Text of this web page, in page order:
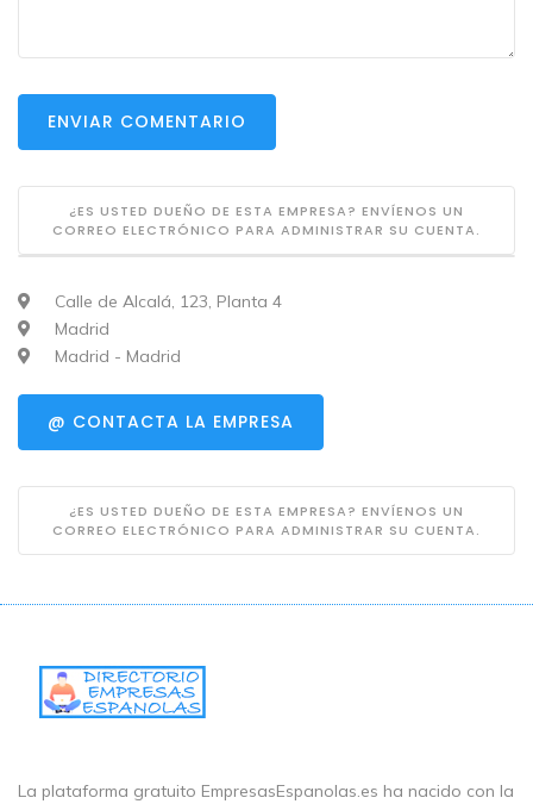
ENVIAR COMENTARIO
¿ES USTED DUEÑO DE ESTA EMPRESA? ENVÍENOS UN
CORREO ELECTRÓNICO PARA ADMINISTRAR SU CUENTA.
Calle de Alcalá, 123, Planta 4
Madrid
Madrid - Madrid
@ CONTACTA LA EMPRESA
¿ES USTED DUEÑO DE ESTA EMPRESA? ENVÍENOS UN
CORREO ELECTRÓNICO PARA ADMINISTRAR SU CUENTA.
La plataforma gratuito EmpresasEspanolas.es ha nacido con la